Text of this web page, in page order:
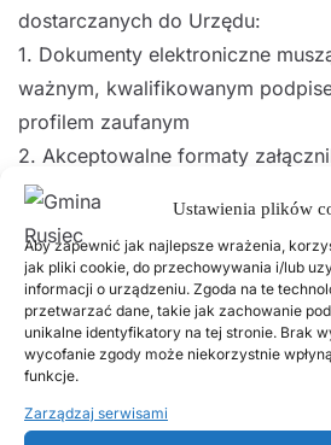
Ustawienia plików
Aby zapewnić jak najlepsze wrażenia,
jak pliki cookie, do przechowywania i/lub
informacji o urządzeniu. Zgoda na te
przetwarzać dane, takie jak zachowanie
unikalne identyfikatory na tej stronie. Brak
wycofanie zgody może niekorzystnie
funkcje.
Zarządzaj serwisami
dostarczanych do Urzędu:
1. Dokumenty elektroniczne
ważnym, kwalifikowanym
profilem zaufanym
2. Akceptowalne formaty
a. DOC, RTF, ODT
b. XLS, ODS
c. CSV
d. TXT
e. GIF, TIF, BMP, JPG
f. PDF
g. ZIP
3. Wielkość wszystkich